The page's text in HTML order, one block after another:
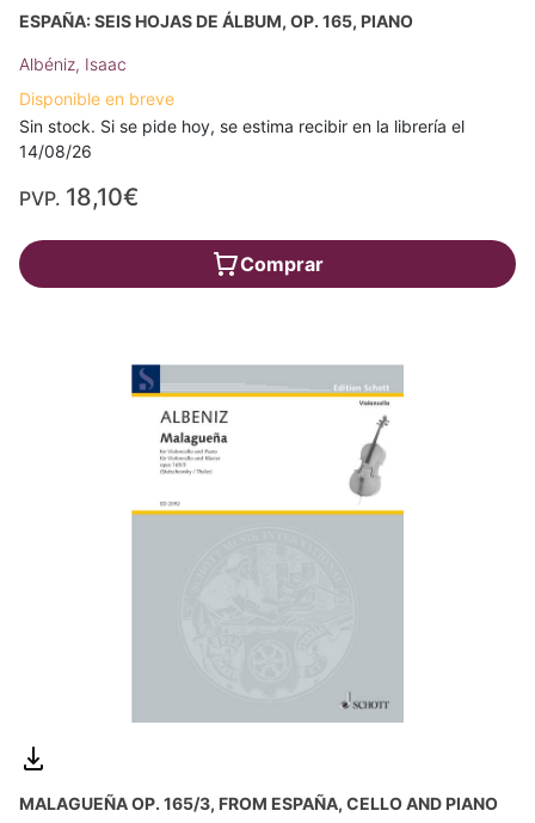
ESPAÑA: SEIS HOJAS DE ÁLBUM, OP. 165, PIANO
Albéniz, Isaac
Disponible en breve
Sin stock. Si se pide hoy, se estima recibir en la librería el
14/08/26
PVP. 18,10€
Comprar
MALAGUEÑA OP. 165/3, FROM ESPAÑA, CELLO AND PIANO